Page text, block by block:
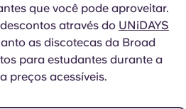
que você pode aproveitar.
através do UNiDAYS
as discotecas da Broad
para estudantes durante a
preços acessíveis.